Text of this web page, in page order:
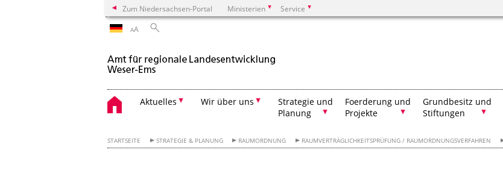
Zum Niedersachsen-Portal Ministerien Service
AA
Aktuelles Wir über uns
Strategie und
Planung
Foerderung und
Projekte
Grundbesitz und
Stiftungen
STARTSEITE STRATEGIE & PLANUNG RAUMORDNUNG RAUMVERTRÄGLICHKEITSPRÜFUNG / RAUMORDNUNGSVERFAHREN